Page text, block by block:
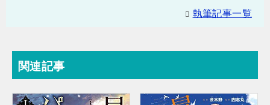
執筆記事一覧
関連記事